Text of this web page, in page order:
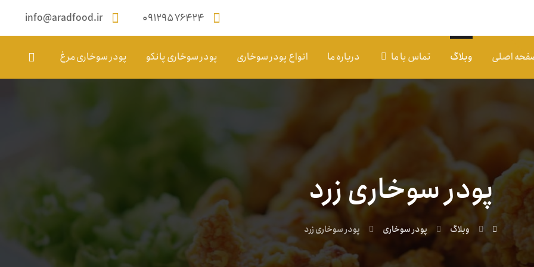
info@aradfood.ir ۰۹۱۲۹۵۷۶۴۲۴
اصلی وبلاگ تماس با ما درباره ما انواع پودر سوخاری پودر سوخاری پانکو پودر سوخاری مرغ
پودر سوخاری زرد
وبلاگ پودر سوخاری پودر سوخاری زرد